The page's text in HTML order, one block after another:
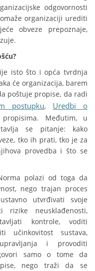
odgovornosti
organizaciji urediti
obveze prepoznaje,
isto što i opća tvrdnja
će organizacija, barem
poštuje propise, da radi
postupku, Uredbi o
Međutim, u
se pitanje: kako
tko ih prati, tko je za
provedba i što se
polazi od toga da
nego trajan proces
utvrđivati svoje
rizike neusklađenosti,
kontrole, voditi
učinkovitost sustava,
i provoditi
samo o tome da
nego traži da se